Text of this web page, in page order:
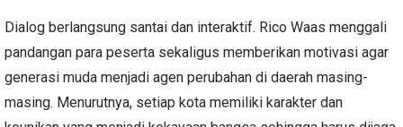
Dialog berlangsung santai dan interaktif. Rico Waas menggali
pandangan para peserta sekaligus memberikan motivasi agar
generasi muda menjadi agen perubahan di daerah masing-
masing. Menurutnya, setiap kota memiliki karakter dan